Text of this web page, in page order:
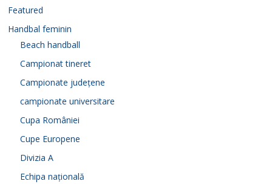
Featured
Handbal feminin
Beach handball
Campionat tineret
Campionate județene
campionate universitare
Cupa României
Cupe Europene
Divizia A
Echipa națională